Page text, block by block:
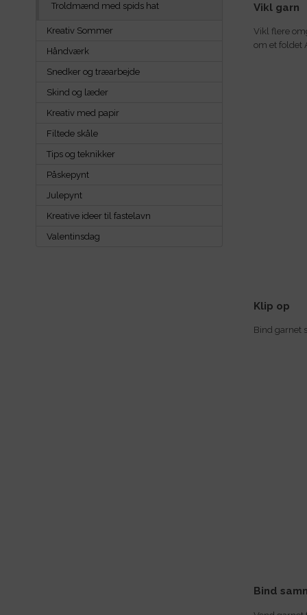
Troldmænd med spids hat
Kreativ Sommer
Håndværk
Snedker og træarbejde
Skind og læder
Kreativ med papir
Filtede skåle
Tips og teknikker
Påskepynt
Julepynt
Kreative ideer til fastelavn
Valentinsdag
Vikl garn
Vikl flere
om et foldet
Klip op
Bind garnet
Bind